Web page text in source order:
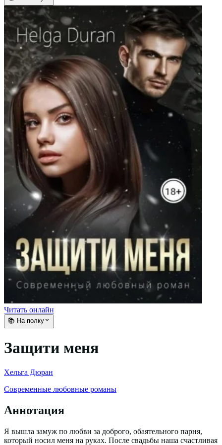
Читать онлайн
📚 На полку
Защити меня
Хельга Дюран
Современные любовные романы
Аннотация
Я вышла замуж по любви за доброго, обаятельного парня,
который носил меня на руках. После свадьбы наша счастливая